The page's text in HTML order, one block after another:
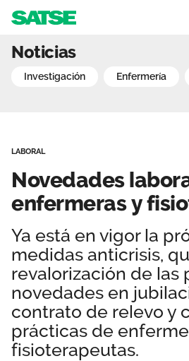
Delegados Sindicales
Estructura organizativa
Secciones sindicales
Servicios
Ventajas
Actualidad
Temas
Noticias
Sala de prensa
Perspectivas
Sedes
Contáctanos
Área
Novedades
Noticias
investigación enfermería
LABORAL
Novedades
enfermeras y
Ya está en vigor la
medidas anticrisis,
revalorización de las
novedades en
contrato de relevo y
prácticas de
fisioterapeutas.